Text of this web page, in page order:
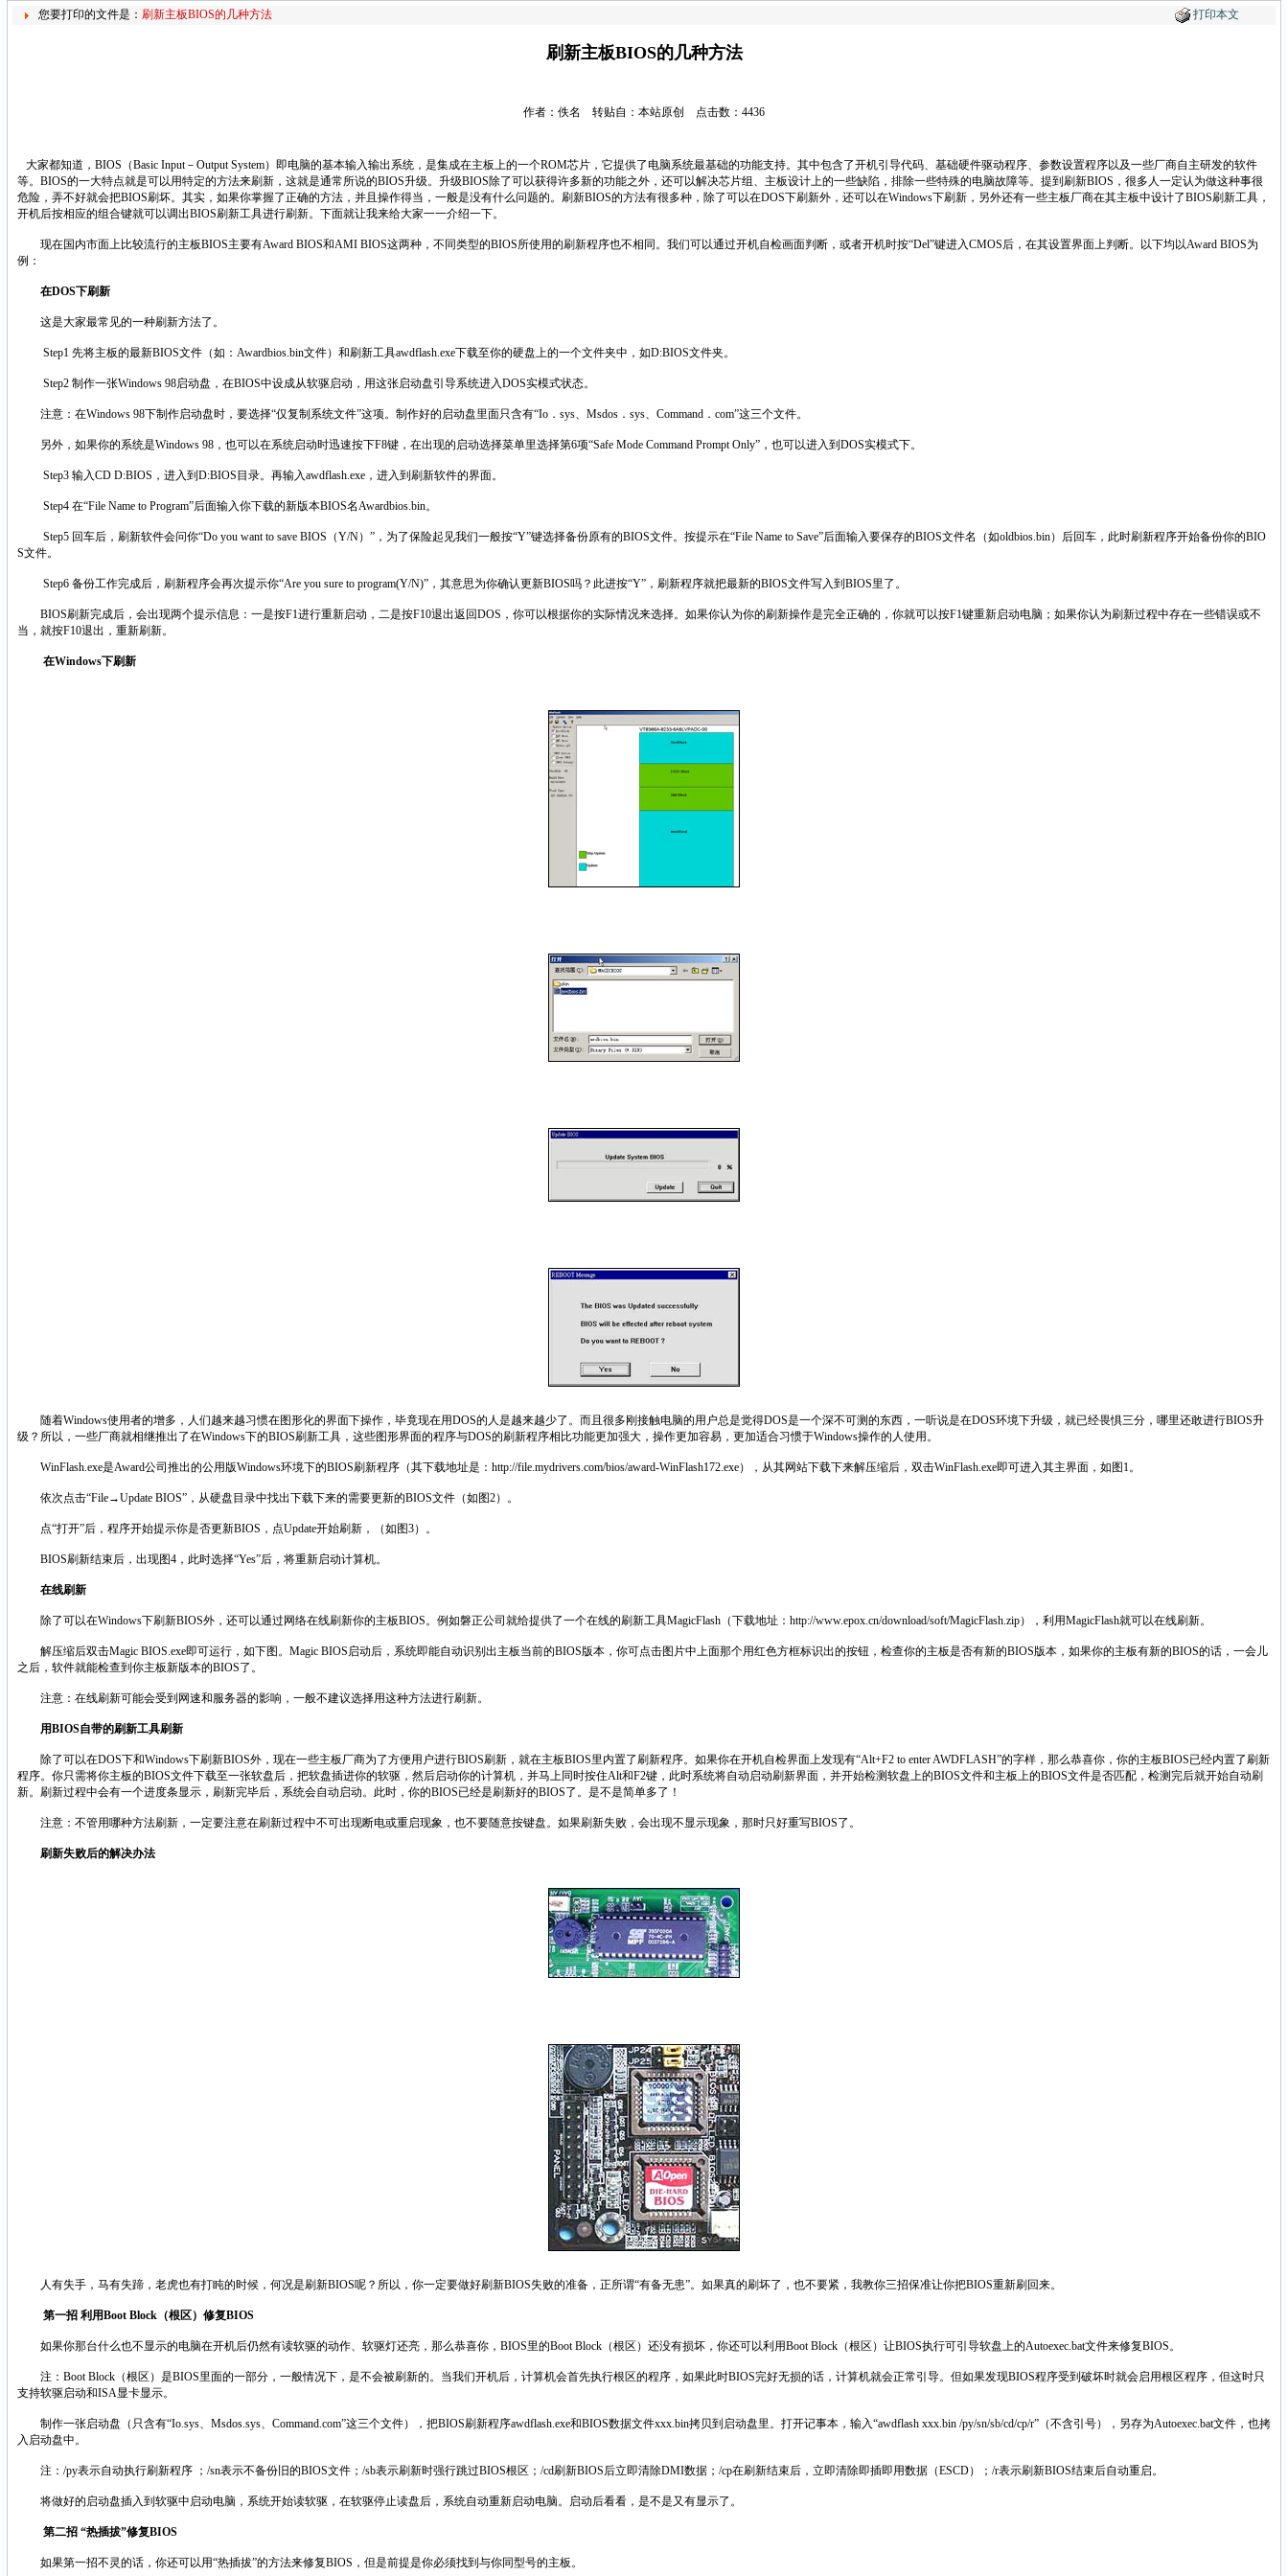
您要打印的文件是： 刷新主板BIOS的几种方法 打印本文
刷新主板BIOS的几种方法
作者：佚名 转贴自：本站原创 点击数：4436
大家都知道，BIOS（Basic Input－Output System）即电脑的基本输入输出系统，是集成在主板上的一个ROM芯片，它提供了电脑系统最基础的功能支持。其中包含了开机引导代码、基础硬件驱动程序、参数设置程序以及一些厂商自主研发的软件
等。BIOS的一大特点就是可以用特定的方法来刷新，这就是通常所说的BIOS升级。升级BIOS除了可以获得许多新的功能之外，还可以解决芯片组、主板设计上的一些缺陷，排除一些特殊的电脑故障等。提到刷新BIOS，很多人一定认为做这种事很
危险，弄不好就会把BIOS刷坏。其实，如果你掌握了正确的方法，并且操作得当，一般是没有什么问题的。刷新BIOS的方法有很多种，除了可以在DOS下刷新外，还可以在Windows下刷新，另外还有一些主板厂商在其主板中设计了BIOS刷新工具，
开机后按相应的组合键就可以调出BIOS刷新工具进行刷新。下面就让我来给大家一一介绍一下。
现在国内市面上比较流行的主板BIOS主要有Award BIOS和AMI BIOS这两种，不同类型的BIOS所使用的刷新程序也不相同。我们可以通过开机自检画面判断，或者开机时按“Del”键进入CMOS后，在其设置界面上判断。以下均以Award BIOS为
例：
在DOS下刷新
这是大家最常见的一种刷新方法了。
Step1 先将主板的最新BIOS文件（如：Awardbios.bin文件）和刷新工具awdflash.exe下载至你的硬盘上的一个文件夹中，如D:BIOS文件夹。
Step2 制作一张Windows 98启动盘，在BIOS中设成从软驱启动，用这张启动盘引导系统进入DOS实模式状态。
注意：在Windows 98下制作启动盘时，要选择“仅复制系统文件”这项。制作好的启动盘里面只含有“Io．sys、Msdos．sys、Command．com”这三个文件。
另外，如果你的系统是Windows 98，也可以在系统启动时迅速按下F8键，在出现的启动选择菜单里选择第6项“Safe Mode Command Prompt Only”，也可以进入到DOS实模式下。
Step3 输入CD D:BIOS，进入到D:BIOS目录。再输入awdflash.exe，进入到刷新软件的界面。
Step4 在“File Name to Program”后面输入你下载的新版本BIOS名Awardbios.bin。
Step5 回车后，刷新软件会问你“Do you want to save BIOS（Y/N）”，为了保险起见我们一般按“Y”键选择备份原有的BIOS文件。按提示在“File Name to Save”后面输入要保存的BIOS文件名（如oldbios.bin）后回车，此时刷新程序开始备份你的BIO
S文件。
Step6 备份工作完成后，刷新程序会再次提示你“Are you sure to program(Y/N)”，其意思为你确认更新BIOS吗？此进按“Y”，刷新程序就把最新的BIOS文件写入到BIOS里了。
BIOS刷新完成后，会出现两个提示信息：一是按F1进行重新启动，二是按F10退出返回DOS，你可以根据你的实际情况来选择。如果你认为你的刷新操作是完全正确的，你就可以按F1键重新启动电脑；如果你认为刷新过程中存在一些错误或不
当，就按F10退出，重新刷新。
在Windows下刷新
随着Windows使用者的增多，人们越来越习惯在图形化的界面下操作，毕竟现在用DOS的人是越来越少了。而且很多刚接触电脑的用户总是觉得DOS是一个深不可测的东西，一听说是在DOS环境下升级，就已经畏惧三分，哪里还敢进行BIOS升
级？所以，一些厂商就相继推出了在Windows下的BIOS刷新工具，这些图形界面的程序与DOS的刷新程序相比功能更加强大，操作更加容易，更加适合习惯于Windows操作的人使用。
WinFlash.exe是Award公司推出的公用版Windows环境下的BIOS刷新程序（其下载地址是：http://file.mydrivers.com/bios/award-WinFlash172.exe），从其网站下载下来解压缩后，双击WinFlash.exe即可进入其主界面，如图1。
依次点击“File→Update BIOS”，从硬盘目录中找出下载下来的需要更新的BIOS文件（如图2）。
点“打开”后，程序开始提示你是否更新BIOS，点Update开始刷新，（如图3）。
BIOS刷新结束后，出现图4，此时选择“Yes”后，将重新启动计算机。
在线刷新
除了可以在Windows下刷新BIOS外，还可以通过网络在线刷新你的主板BIOS。例如磐正公司就给提供了一个在线的刷新工具MagicFlash（下载地址：http://www.epox.cn/download/soft/MagicFlash.zip），利用MagicFlash就可以在线刷新。
解压缩后双击Magic BIOS.exe即可运行，如下图。Magic BIOS启动后，系统即能自动识别出主板当前的BIOS版本，你可点击图片中上面那个用红色方框标识出的按钮，检查你的主板是否有新的BIOS版本，如果你的主板有新的BIOS的话，一会儿
之后，软件就能检查到你主板新版本的BIOS了。
注意：在线刷新可能会受到网速和服务器的影响，一般不建议选择用这种方法进行刷新。
用BIOS自带的刷新工具刷新
除了可以在DOS下和Windows下刷新BIOS外，现在一些主板厂商为了方便用户进行BIOS刷新，就在主板BIOS里内置了刷新程序。如果你在开机自检界面上发现有“Alt+F2 to enter AWDFLASH”的字样，那么恭喜你，你的主板BIOS已经内置了刷新
程序。你只需将你主板的BIOS文件下载至一张软盘后，把软盘插进你的软驱，然后启动你的计算机，并马上同时按住Alt和F2键，此时系统将自动启动刷新界面，并开始检测软盘上的BIOS文件和主板上的BIOS文件是否匹配，检测完后就开始自动刷
新。刷新过程中会有一个进度条显示，刷新完毕后，系统会自动启动。此时，你的BIOS已经是刷新好的BIOS了。是不是简单多了！
注意：不管用哪种方法刷新，一定要注意在刷新过程中不可出现断电或重启现象，也不要随意按键盘。如果刷新失败，会出现不显示现象，那时只好重写BIOS了。
刷新失败后的解决办法
人有失手，马有失蹄，老虎也有打盹的时候，何况是刷新BIOS呢？所以，你一定要做好刷新BIOS失败的准备，正所谓“有备无患”。如果真的刷坏了，也不要紧，我教你三招保准让你把BIOS重新刷回来。
第一招 利用Boot Block（根区）修复BIOS
如果你那台什么也不显示的电脑在开机后仍然有读软驱的动作、软驱灯还亮，那么恭喜你，BIOS里的Boot Block（根区）还没有损坏，你还可以利用Boot Block（根区）让BIOS执行可引导软盘上的Autoexec.bat文件来修复BIOS。
注：Boot Block（根区）是BIOS里面的一部分，一般情况下，是不会被刷新的。当我们开机后，计算机会首先执行根区的程序，如果此时BIOS完好无损的话，计算机就会正常引导。但如果发现BIOS程序受到破坏时就会启用根区程序，但这时只
支持软驱启动和ISA显卡显示。
制作一张启动盘（只含有“Io.sys、Msdos.sys、Command.com”这三个文件），把BIOS刷新程序awdflash.exe和BIOS数据文件xxx.bin拷贝到启动盘里。打开记事本，输入“awdflash xxx.bin /py/sn/sb/cd/cp/r”（不含引号），另存为Autoexec.bat文件，也拷
入启动盘中。
注：/py表示自动执行刷新程序 ；/sn表示不备份旧的BIOS文件；/sb表示刷新时强行跳过BIOS根区；/cd刷新BIOS后立即清除DMI数据；/cp在刷新结束后，立即清除即插即用数据（ESCD）；/r表示刷新BIOS结束后自动重启。
将做好的启动盘插入到软驱中启动电脑，系统开始读软驱，在软驱停止读盘后，系统自动重新启动电脑。启动后看看，是不是又有显示了。
第二招 “热插拔”修复BIOS
如果第一招不灵的话，你还可以用“热插拔”的方法来修复BIOS，但是前提是你必须找到与你同型号的主板。